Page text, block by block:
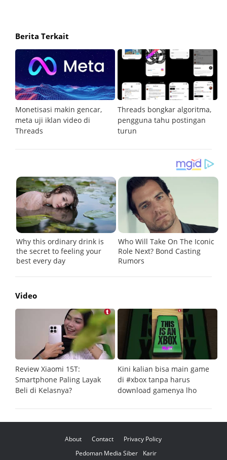
Berita Terkait
Monetisasi makin gencar,
meta uji iklan video di
Threads
Threads bongkar algoritma,
pengguna tahu postingan
turun
Video
Review Xiaomi 15T:
Smartphone Paling Layak
Beli di Kelasnya?
Kini kalian bisa main game
di #xbox tanpa harus
download gamenya lho
About Contact
Privacy Policy
Pedoman Media Siber
Karir